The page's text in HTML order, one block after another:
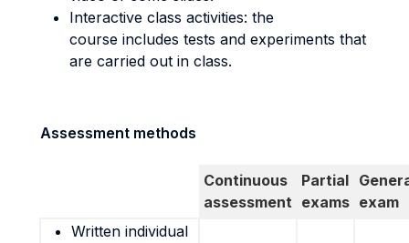
Interactive class activities: the
course includes tests and experiments that
are carried out in class.
Assessment methods
Continuous
assessment
Partial
exams exam
Written individual